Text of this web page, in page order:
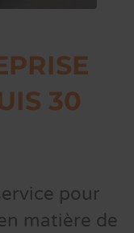
30
pour
matière de